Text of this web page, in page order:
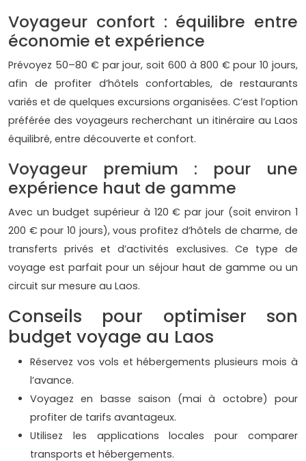
Voyageur confort : équilibre entre
économie et expérience
Prévoyez 50–80 € par jour, soit 600 à 800 € pour 10 jours,
afin de profiter d’hôtels confortables, de restaurants
variés et de quelques excursions organisées. C’est l’option
préférée des voyageurs recherchant un itinéraire au Laos
équilibré, entre découverte et confort.
Voyageur premium : pour une
expérience haut de gamme
Avec un budget supérieur à 120 € par jour (soit environ 1
200 € pour 10 jours), vous profitez d’hôtels de charme, de
transferts privés et d’activités exclusives. Ce type de
voyage est parfait pour un séjour haut de gamme ou un
circuit sur mesure au Laos.
Conseils pour optimiser son
budget voyage au Laos
Réservez vos vols et hébergements plusieurs mois à
l’avance.
Voyagez en basse saison (mai à octobre) pour
profiter de tarifs avantageux.
Utilisez les applications locales pour comparer
transports et hébergements.